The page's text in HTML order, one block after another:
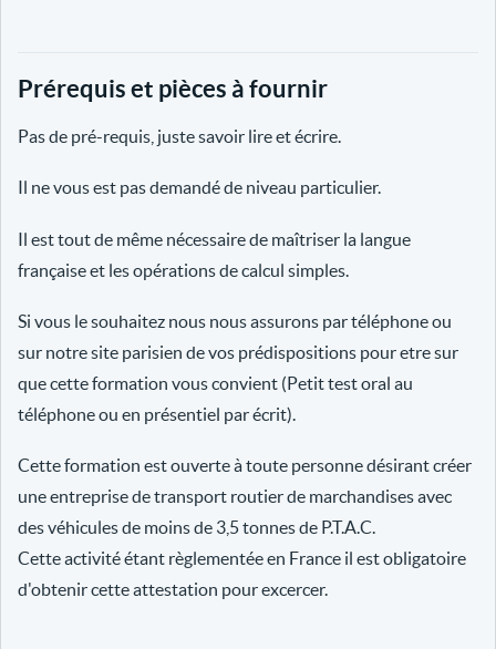
Prérequis et pièces à fournir
Pas de pré-requis, juste savoir lire et écrire.
Il ne vous est pas demandé de niveau particulier.
Il est tout de même nécessaire de maîtriser la langue
française et les opérations de calcul simples.
Si vous le souhaitez nous nous assurons par téléphone ou
sur notre site parisien de vos prédispositions pour etre sur
que cette formation vous convient (Petit test oral au
téléphone ou en présentiel par écrit).
Cette formation est ouverte à toute personne désirant créer
une entreprise de transport routier de marchandises avec
des véhicules de moins de 3,5 tonnes de P.T.A.C.
Cette activité étant règlementée en France il est obligatoire
d'obtenir cette attestation pour excercer.